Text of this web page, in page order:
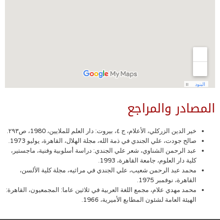
المصادر والمراجع
خير الدين الزركلي، الأعلام، ج ٤، بيروت: دار العلم للملايين، 1980، ص٢٩٣.
صالح جودت، علي الجندي في ذمة الله، مجلة الهلال، القاهرة، يوليو 1973.
عبد الرحمن الشناوي، شعر علي الجندي: دراسة أسلوبية وفنية، ماجستير،
كلية دار العلوم، جامعة القاهرة، 1993.
محمد عبد الرحمن شعيب، علي الجندي في مراثيه، مجلة كلية الألسن،
القاهرة، نوفمبر 1975.
محمد مهدي علام، مجمع اللغة العربية في ثلاثين عاما: المجمعيون، القاهرة:
الهيئة العامة لشئون المطابع الأميرية، 1966.